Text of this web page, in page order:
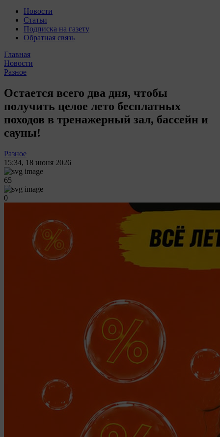
Новости
Статьи
Подписка на газету
Обратная связь
Главная
Новости
Разное
Остается всего два дня, чтобы
получить целое лето бесплатных
походов в тренажерный зал, бассейн и
сауны!
Разное
15:34, 18 июня 2026
65
0